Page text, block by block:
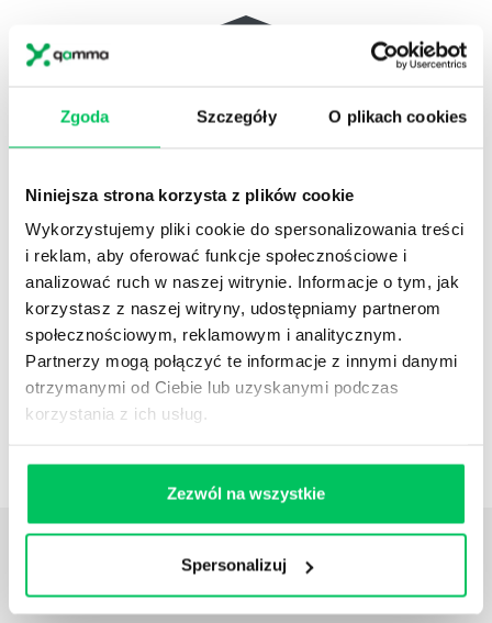
Zgoda Szczegóły O plikach cookies
Niniejsza strona korzysta z plików cookie
Wykorzystujemy pliki cookie do spersonalizowania treści
i reklam, aby oferować funkcje społecznościowe i
analizować ruch w naszej witrynie. Informacje o tym, jak
korzystasz z naszej witryny, udostępniamy partnerom
społecznościowym, reklamowym i analitycznym.
Partnerzy mogą połączyć te informacje z innymi danymi
otrzymanymi od Ciebie lub uzyskanymi podczas
korzystania z ich usług.
Zezwól na wszystkie
Spersonalizuj
Referencje
Pełna lista referencyjna
Case studies
Daj nam poznaćTWOJE
POTRZEBY